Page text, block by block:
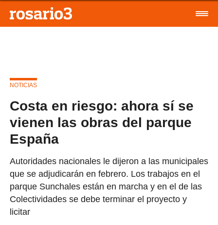
NOTICIAS
Costa en riesgo: ahora sí se
vienen las obras del parque
España
Autoridades nacionales le dijeron a las municipales
que se adjudicarán en febrero. Los trabajos en el
parque Sunchales están en marcha y en el de las
Colectividades se debe terminar el proyecto y
licitar